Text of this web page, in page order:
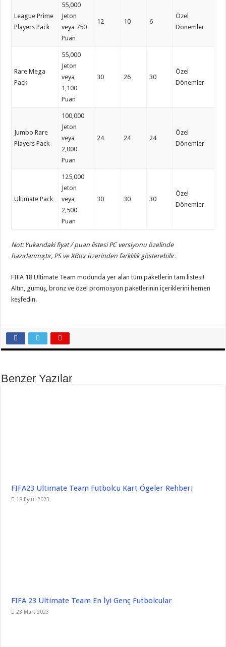
League Prime
Players Pack
55,000
Jeton
veya 750
Puan
12 10 6
Özel
Dönemler
Rare Mega
Pack
55,000
Jeton
veya
1,100
Puan
30 26 30
Özel
Dönemler
Jumbo Rare
Players Pack
100,000
Jeton
veya
2,000
Puan
24 24 24
Özel
Dönemler
Ultimate Pack
125,000
Jeton
veya
2,500
Puan
30 30 30
Özel
Dönemler
Not: Yukarıdaki fiyat / puan listesi PC versiyonu özelinde
hazırlanmıştır, PS ve XBox üzerinden farklılık gösterebilir.
FIFA 18 Ultimate Team modunda yer alan tüm paketlerin tam listesi!
Altın, gümüş, bronz ve özel promosyon paketlerinin içeriklerini hemen
keşfedin.
Benzer Yazılar
FIFA23 Ultimate Team Futbolcu Kart Ögeler Rehberi
18 Eylül 2023
FIFA 23 Ultimate Team En İyi Genç Futbolcular
23 Mart 2023